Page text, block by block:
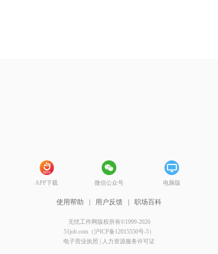
APP下载 微信公众号 电脑版
使用帮助 用户反馈 职场百科
无忧工作网版权所有©1999-2026
51job.com（沪ICP备12015550号-5）
电子营业执照
人力资源服务许可证